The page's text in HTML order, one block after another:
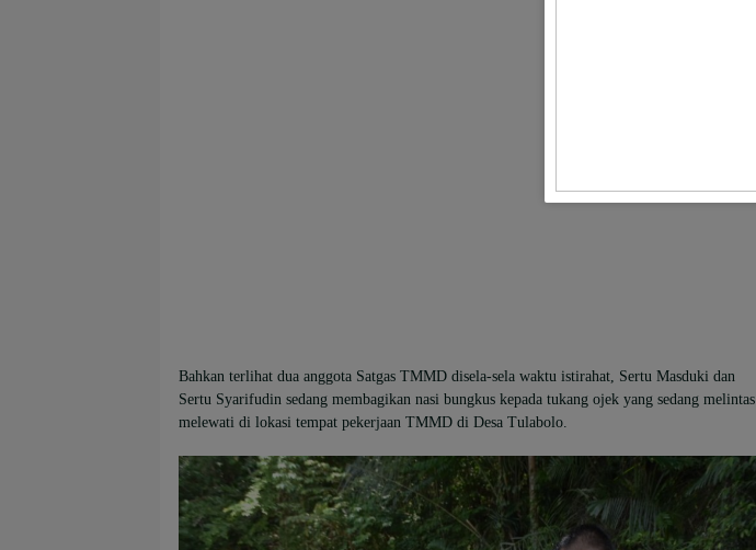
Bahkan terlihat dua anggota Satgas TMMD disela-sela waktu istirahat, Sertu Masduki dan
Sertu Syarifudin sedang membagikan nasi bungkus kepada tukang ojek yang sedang melintas
melewati di lokasi tempat pekerjaan TMMD di Desa Tulabolo.